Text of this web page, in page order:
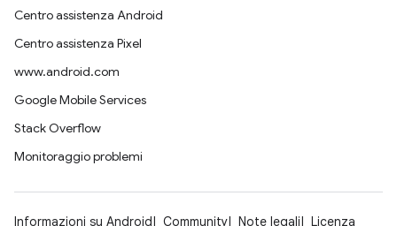
Centro assistenza Android
Centro assistenza Pixel
www.android.com
Google Mobile Services
Stack Overflow
Monitoraggio problemi
Informazioni su Android Community Note legali Licenza